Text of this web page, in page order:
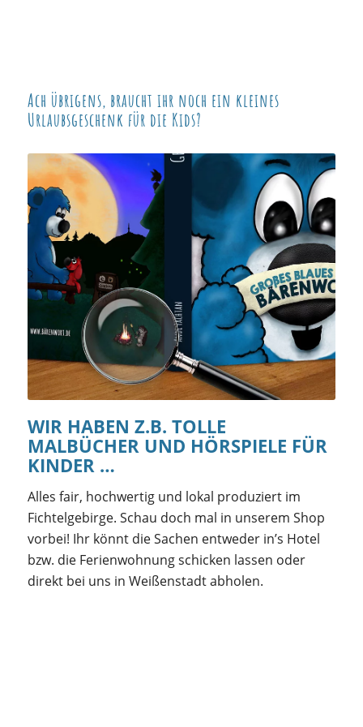
Ach übrigens, braucht ihr noch ein kleines
Urlaubsgeschenk für die Kids?
WIR HABEN Z.B. TOLLE
MALBÜCHER UND HÖRSPIELE FÜR
KINDER …
Alles fair, hochwertig und lokal produziert im
Fichtelgebirge. Schau doch mal in unserem Shop
vorbei! Ihr könnt die Sachen entweder in’s Hotel
bzw. die Ferienwohnung schicken lassen oder
direkt bei uns in Weißenstadt abholen.